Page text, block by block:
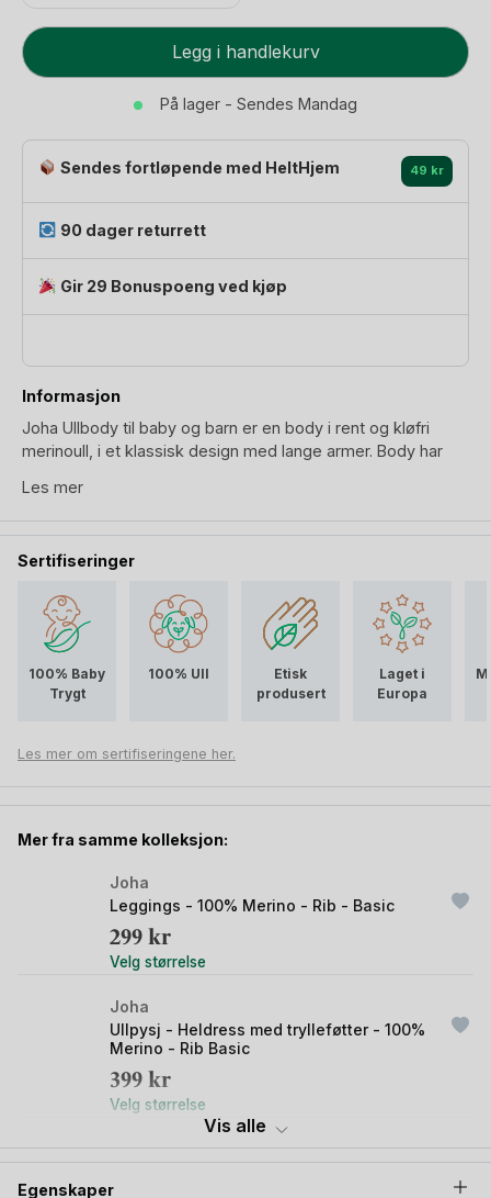
Ullbody
-
-
Rib
-
Basic
Legg i handlekurv
På lager - Sendes Mandag
Sendes fortløpende med HeltHjem 49 kr
90 dager returrett
Gir 29 Bonuspoeng ved kjøp
Informasjon
Joha Ullbody til baby og barn er en body i rent og kløfri
merinoull, i et klassisk design med lange armer. Body har
stor hodeåpning. Joha benytter kun Woolmark merket
merinoull; det vil si beste naturlig ullgarn som er nøye
vare på dyrene sine.
Ull er et supert valg i forhold til undertøy til baby og barn,
spesielt høst og vinter, men for baby også et godt valg om
sommeren. Ull varmer samtidig som det regulerer
temperaturen og fører fukt vekk fra huden. Mao gjør ull det
behagelig for de aktive barn som for de minste små som
babynest og vogn. Joha ullbody vil la huden puste og
tilpasse varmen for en behagelig temperatur, selv om baby
er godt pakket inn i et babyteppe, swaddle eller dyne. Er du
ullbodyen har,les her!
Les mer
Sertifiseringer
100% Baby
Trygt
100% Ull
Etisk
produsert
Laget i
Europa
Les mer om sertifiseringene her.
Mer fra samme kolleksjon:
Joha
Leggings - 100% Merino - Rib - Basic
299kr
Velg størrelse
Joha
Ullpysj - Heldress med trylleføtter - 100%
Merino - Rib Basic
399kr
Velg størrelse
Joha
Basic
Vis alle
Egenskaper